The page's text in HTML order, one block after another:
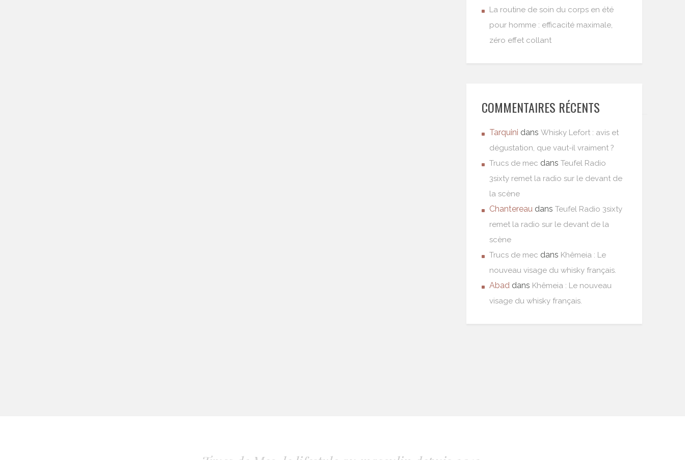
La routine de soin du corps en été
pour homme : efficacité maximale,
zéro effet collant
COMMENTAIRES RÉCENTS
Tarquini dans Whisky Lefort : avis et
dégustation, que vaut-il vraiment ?
Trucs de mec dans Teufel Radio
3sixty remet la radio sur le devant de
la scène
Chantereau dans Teufel Radio 3sixty
remet la radio sur le devant de la
scène
Trucs de mec dans Khêmeia : Le
nouveau visage du whisky français.
Abad dans Khêmeia : Le nouveau
visage du whisky français.